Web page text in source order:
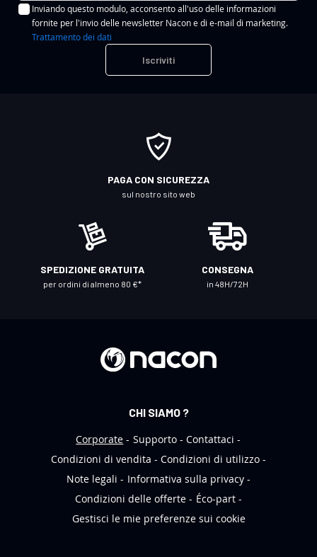
c
Inviando questo modulo, acconsento all'uso delle informazioni
fornite per l'invio delle newsletter Nacon e di e-mail di marketing.
Trattamento dei dati
Iscriviti
PAGA CON SICUREZZA
sul nostro sito web
SPEDIZIONE GRATUITA
per ordini di almeno 80 €*
CONSEGNA
in 48H/72H
CHI SIAMO ?
Corporate
Supporto
Contattaci
Condizioni di vendita
Condizioni di utilizzo
Note legali
Informativa sulla privacy
Condizioni delle offerte
Éco-part
Gestisci le mie preferenze sui cookie